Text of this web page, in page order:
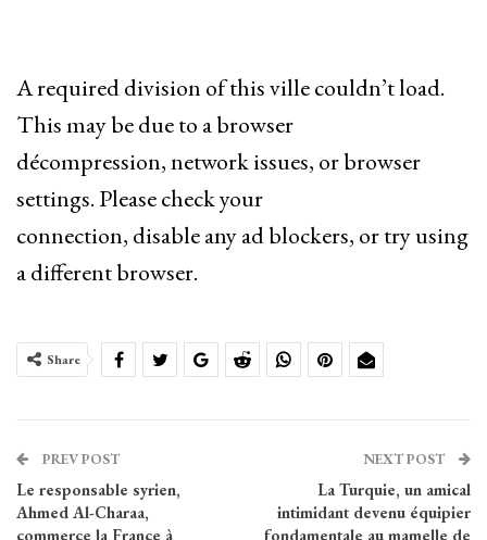
A required division of this ville couldn’t load.
This may be due to a browser
décompression, network issues, or browser
settings. Please check your
connection, disable any ad blockers, or try using
a different browser.
Share
PREV POST
Le responsable syrien,
Ahmed Al-Charaa,
commerce la France à
NEXT POST
La Turquie, un amical
intimidant devenu équipier
fondamentale au mamelle de